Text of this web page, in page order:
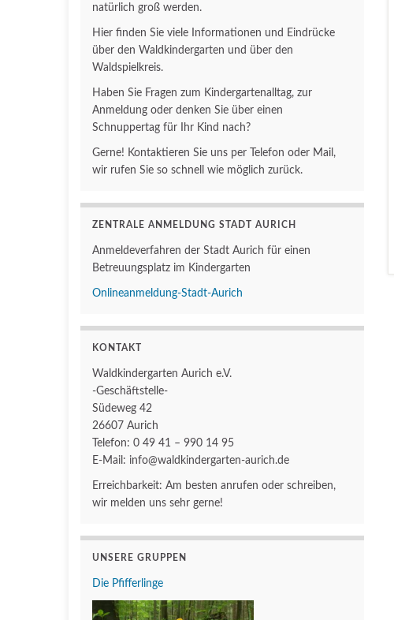
natürlich groß werden.
Hier finden Sie viele Informationen und Eindrücke
über den Waldkindergarten und über den
Waldspielkreis.
Haben Sie Fragen zum Kindergartenalltag, zur
Anmeldung oder denken Sie über einen
Schnuppertag für Ihr Kind nach?
Gerne! Kontaktieren Sie uns per Telefon oder Mail,
wir rufen Sie so schnell wie möglich zurück.
ZENTRALE ANMELDUNG STADT AURICH
Anmeldeverfahren der Stadt Aurich für einen
Betreuungsplatz im Kindergarten
Onlineanmeldung-Stadt-Aurich
KONTAKT
Waldkindergarten Aurich e.V.
-Geschäftstelle-
Südeweg 42
26607 Aurich
Telefon: 0 49 41 – 990 14 95
E-Mail: info@waldkindergarten-aurich.de
Erreichbarkeit: Am besten anrufen oder schreiben,
wir melden uns sehr gerne!
UNSERE GRUPPEN
Die Pfifferlinge